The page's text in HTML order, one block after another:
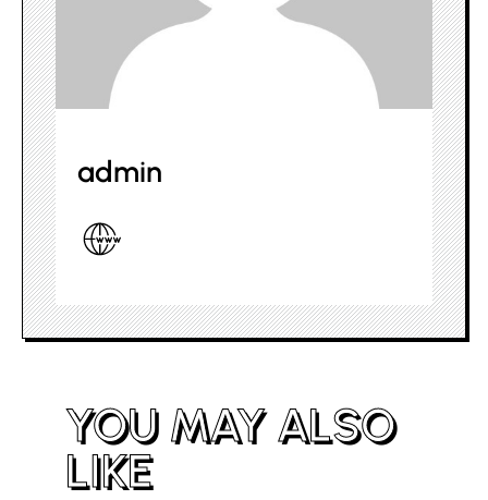
admin
YOU MAY ALSO
LIKE